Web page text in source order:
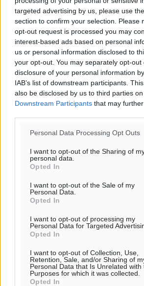
targeted advertising by us, please use
section to confirm your selection. Please
opt-out request is processed you may
interest-based ads based on personal
us or personal information disclosed to
your opt-out. You may separately opt-
disclosure of your personal information
IAB’s list of downstream participants.
also be disclosed by us to third parties
Downstream Participants that may
Personal Data Processing Opt Outs
I want to opt-out of the Sharing of
personal data.
Opted In
I want to opt-out of the Sale of my
Personal Data.
Opted In
I want to opt-out of processing my
Personal Data for Targeted
Opted In
I want to opt-out of Collection, Use,
Retention, Sale, and/or Sharing of
Personal Data that Is Unrelated with
Purposes for which it was collected.
Opted In